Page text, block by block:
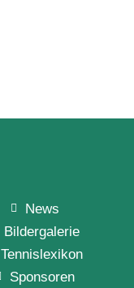
News
Bildergalerie
Tennislexikon
Sponsoren